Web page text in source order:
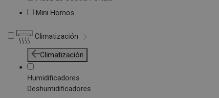
Mini Hornos
Climatización
Climatización
Humidificadores
Deshumidificadores